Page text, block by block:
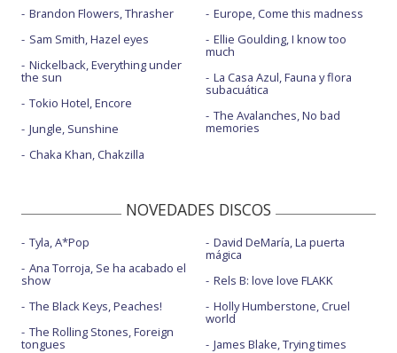
Brandon Flowers, Thrasher
Sam Smith, Hazel eyes
Nickelback, Everything under
the sun
Tokio Hotel, Encore
Jungle, Sunshine
Chaka Khan, Chakzilla
Europe, Come this madness
Ellie Goulding, I know too
much
La Casa Azul, Fauna y flora
subacuática
The Avalanches, No bad
memories
NOVEDADES DISCOS
Tyla, A*Pop
Ana Torroja, Se ha acabado el
show
The Black Keys, Peaches!
The Rolling Stones, Foreign
tongues
David DeMaría, La puerta
mágica
Rels B: love love FLAKK
Holly Humberstone, Cruel
world
James Blake, Trying times